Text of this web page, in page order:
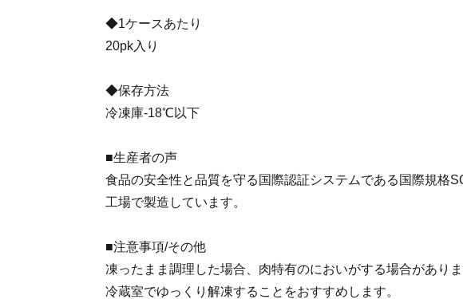
◆1ケースあたり
20pk入り
◆保存方法
冷凍庫-18℃以下
■生産者の声
食品の安全性と品質を守る国際認証システムである国際規格
工場で製造しています。
■注意事項/その他
凍ったまま調理した場合、肉特有のにおいがする場合がありま
冷蔵室でゆっくり解凍することをおすすめします。